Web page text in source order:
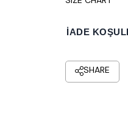
İADE